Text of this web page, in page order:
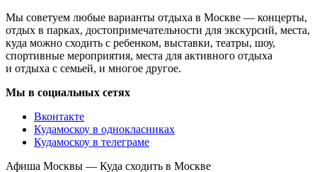
Мы советуем любые варианты отдыха в Москве — концерты,
отдых в парках, достопримечательности для экскурсий, места,
куда можно сходить с ребенком, выставки, театры, шоу,
спортивные мероприятия, места для активного отдыха
и отдыха с семьей, и многое другое.
Мы в социальных сетях
Вконтакте
Кудамоскоу в однокласниках
Кудамоскоу в телеграме
Афиша Москвы — Куда сходить в Москве